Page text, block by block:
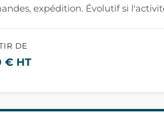
expédition. Évolutif si
DE
€ HT